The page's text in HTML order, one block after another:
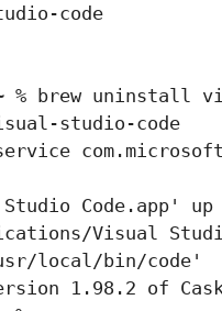
code
~ % brew uninstall
studio-code
Studio Code.app'
Visual
local/bin/code'
1.98.2 of